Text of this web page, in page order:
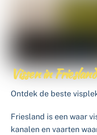
Vissen in Friesland
Ontdek de beste
Friesland is een waar
kanalen en vaarten